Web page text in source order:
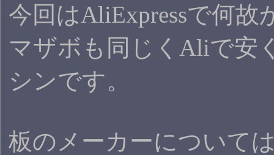
今回はAliExpressで何
マザボも同じくAliで安
シンです。
板のメーカーについて